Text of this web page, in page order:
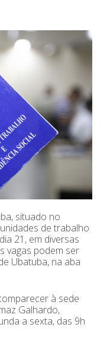
situado no
de trabalho
21, em diversas
vagas podem ser
Ubatuba, na aba
à sede
Galhardo,
a sexta, das 9h